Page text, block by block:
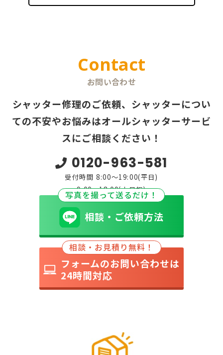
Contact
お問い合わせ
シャッター修理のご依頼、シャッターについ
ての不安やお悩みはオールシャッターサービ
スにご相談ください！
0120-963-581
受付時間 8:00～19:00(平日)
9:00～18:00(土日祝)
写真を撮って送るだけ！
相談・ご依頼方法
相談・お見積り無料！
フォームのお問い合わせは
24時間対応